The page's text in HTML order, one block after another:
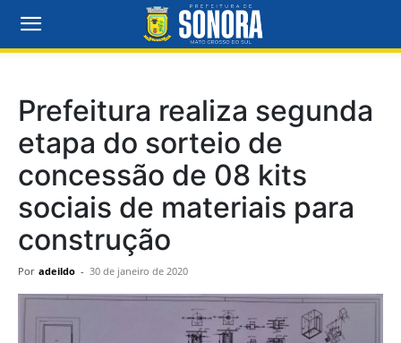
Prefeitura realiza segunda
etapa do sorteio de
concessão de 08 kits
sociais de materiais para
construção
Por adeildo - 30 de janeiro de 2020